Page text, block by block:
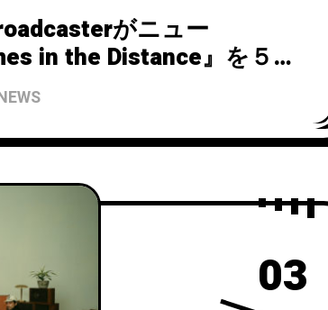
がニュー
in the Distance』を５月3
03